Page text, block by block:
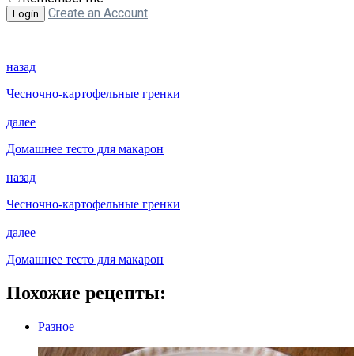
Create an Account
назад
Чесночно-картофельные гренки
далее
Домашнее тесто для макарон
назад
Чесночно-картофельные гренки
далее
Домашнее тесто для макарон
Похожие рецепты:
Разное